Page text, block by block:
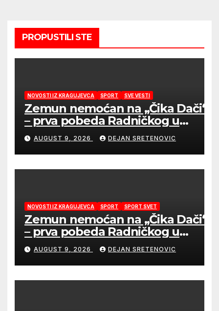
PROPUSTILI STE
NOVOSTI IZ KRAGUJEVCA SPORT SVE VESTI
Zemun nemoćan na „Čika Dači“
– prva pobeda Radničkog u
drugom mandatu Feđe Dudića
AUGUST 9, 2026 DEJAN SRETENOVIC
NOVOSTI IZ KRAGUJEVCA SPORT SPORT SVET
Zemun nemoćan na „Čika Dači“
– prva pobeda Radničkog u
drugom mandatu Feđe Dudića
AUGUST 9, 2026 DEJAN SRETENOVIC